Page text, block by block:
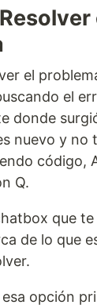
el
el
donde
nuevo y no
código,
Q.
que
de lo que
opción